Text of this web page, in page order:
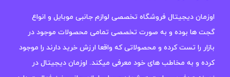
اوزمان دیجیتال فروشگاه تخصصی لوازم جانبی موبایل و انواع
گجت ها بوده و به صورت تخصصی تمامی محصولات موجود در
بازار را تست کرده و محصولاتی که واقعا ارزش خرید دارند را موجود
کرده و به مخاطب های خود معرفی میکند. اوزمان دیجیتال در